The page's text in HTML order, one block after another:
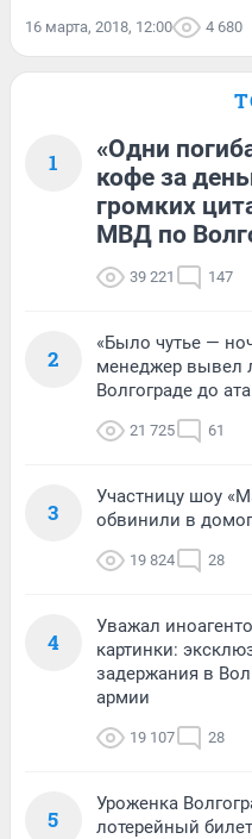
16 марта, 2018, 12:00 4 680
1
«Одни
кофе за
громких
МВД по
39 221 147
2
«Было чутье —
менеджер вывел
Волгограде до
21 725 61
3
Участницу шоу
обвинили в
19 824 28
4
Уважал
картинки:
задержания в
армии
19 107 28
5
Уроженка
лотерейный